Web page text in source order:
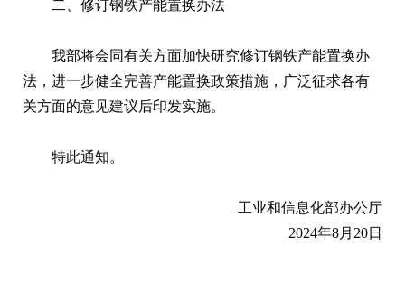
二、修订钢铁产能置换办法
我部将会同有关方面加快研究修订钢铁产能置换办
法，进一步健全完善产能置换政策措施，广泛征求各有
关方面的意见建议后印发实施。
特此通知。
工业和信息化部办公厅
2024年8月20日